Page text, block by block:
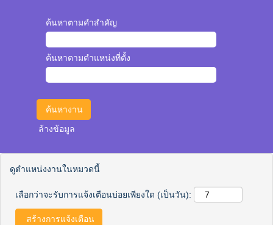
ค้นหาตามคำสำคัญ
ค้นหาตามตำแหน่งที่ตั้ง
ล้างข้อมูล
ดูตำแหน่งงานในหมวดนี้
เลือกว่าจะรับการแจ้งเตือนบ่อยเพียงใด (เป็นวัน):